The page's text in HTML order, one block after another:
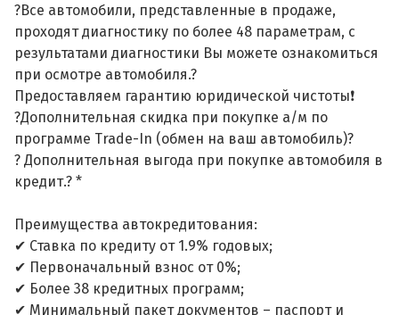
?Все автомобили, представленные в продаже,
проходят диагностику по более 48 параметрам, с
результатами диагностики Вы можете ознакомиться
при осмотре автомобиля.?
Предоставляем гарантию юридической чистоты❗
?Дополнительная скидка при покупке а/м по
программе Trade-In (обмен на ваш автомобиль)?
? Дополнительная выгода при покупке автомобиля в
кредит.? *
Преимущества автокредитования:
✔ Ставка по кредиту от 1.9% годовых;
✔ Первоначальный взнос от 0%;
✔ Более 38 кредитных программ;
✔ Минимальный пакет документов – паспорт и